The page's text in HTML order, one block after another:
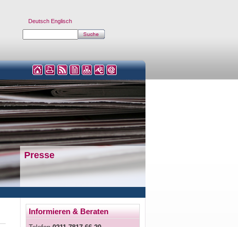
Deutsch Englisch
Presse
Informieren & Beraten